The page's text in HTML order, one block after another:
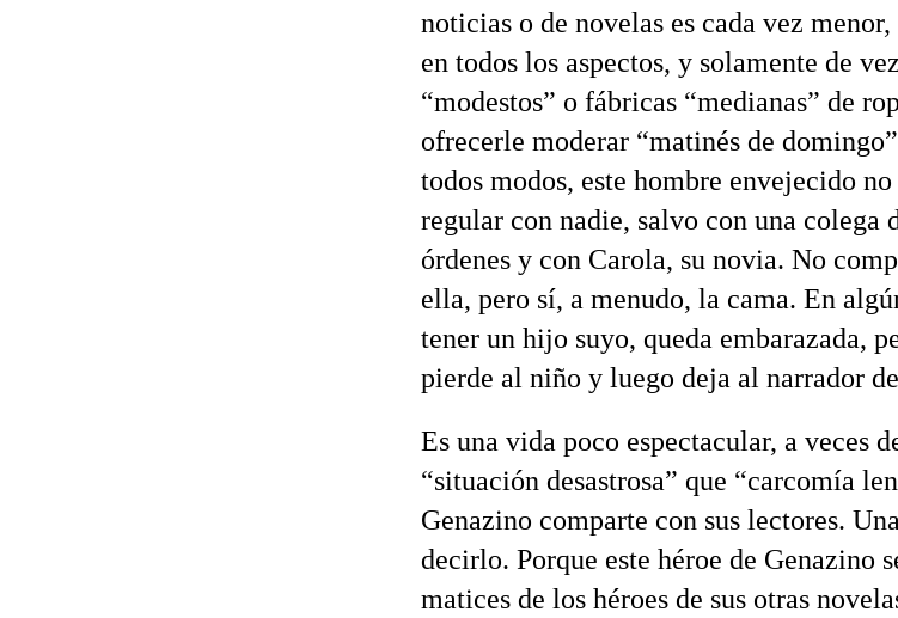
noticias o de novelas es cada vez
en todos los aspectos, y solamente de
“modestos” o fábricas “medianas” de
ofrecerle moderar “matinés de
todos modos, este hombre envejecido
regular con nadie, salvo con una colega
órdenes y con Carola, su novia. No
ella, pero sí, a menudo, la cama. En
tener un hijo suyo, queda embarazada,
pierde al niño y luego deja al narrador
Es una vida poco espectacular, a veces
“situación desastrosa” que “carcomía
Genazino comparte con sus lectores.
decirlo. Porque este héroe de Genazino
matices de los héroes de sus otras